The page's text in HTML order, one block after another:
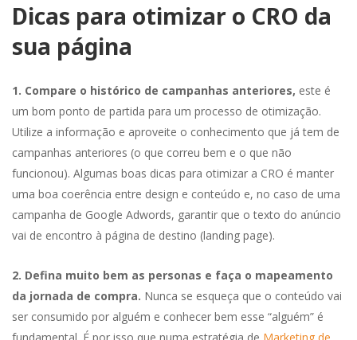
Dicas para otimizar o CRO da
sua página
1. Compare o histórico de campanhas anteriores, este é
um bom ponto de partida para um processo de otimização.
Utilize a informação e aproveite o conhecimento que já tem de
campanhas anteriores (o que correu bem e o que não
funcionou). Algumas boas dicas para otimizar a CRO é manter
uma boa coerência entre design e conteúdo e, no caso de uma
campanha de Google Adwords, garantir que o texto do anúncio
vai de encontro à página de destino (landing page).
2. Defina muito bem as personas e faça o mapeamento
da jornada de compra. Nunca se esqueça que o conteúdo vai
ser consumido por alguém e conhecer bem esse “alguém” é